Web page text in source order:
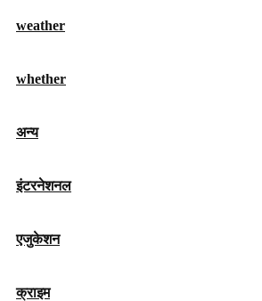
weather
whether
अन्य
इंटरनेशनल
एजुकेशन
क्राइम